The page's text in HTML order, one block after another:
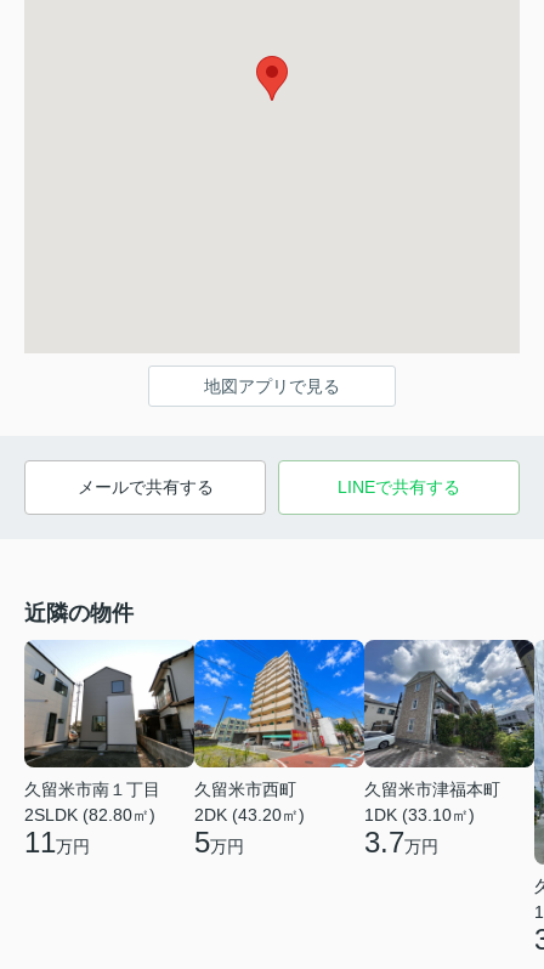
地図アプリで見る
メールで共有する LINEで共有する
近隣の物件
久留米市南１丁目
2SLDK (82.80㎡)
11万円
久留米市西町
2DK (43.20㎡)
5万円
久留米市津福本町
1DK (33.10㎡)
3.7万円